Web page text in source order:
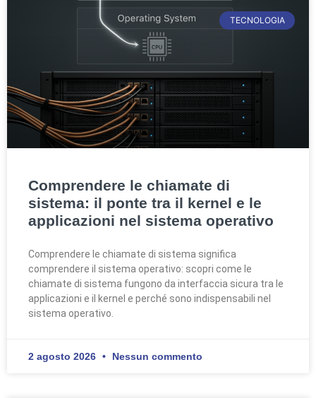
TECNOLOGIA
Comprendere le chiamate di
sistema: il ponte tra il kernel e le
applicazioni nel sistema operativo
Comprendere le chiamate di sistema significa
comprendere il sistema operativo: scopri come le
chiamate di sistema fungono da interfaccia sicura tra le
applicazioni e il kernel e perché sono indispensabili nel
sistema operativo.
2 agosto 2026 Nessun commento